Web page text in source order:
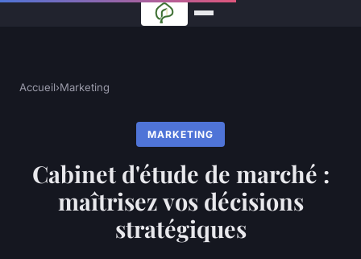
Accueil›Marketing
MARKETING
Cabinet d'étude de marché :
maîtrisez vos décisions
stratégiques